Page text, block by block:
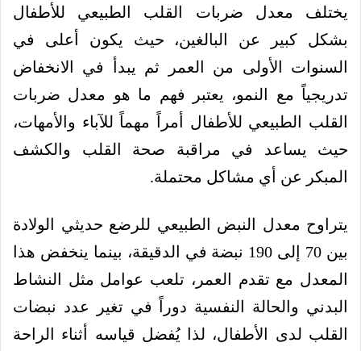
يختلف معدل ضربات القلب الطبيعي للأطفال
بشكل كبير عن البالغين، حيث يكون أعلى في
السنوات الأولى من العمر ثم يبدأ في الانخفاض
تدريجياً مع النمو، يعتبر فهم ما هو معدل ضربات
القلب الطبيعي للأطفال أمراً مهماً للآباء والأمهات،
حيث يساعد في مراقبة صحة القلب والكشف
المبكر عن أي مشاكل محتملة.
يتراوح معدل النبض الطبيعي للرضع حديثي الولادة
بين 70 إلى 190 نبضة في الدقيقة، بينما ينخفض هذا
المعدل مع تقدم العمر، تلعب عوامل مثل النشاط
البدني والحالة النفسية دوراً في تغير عدد نبضات
القلب لدى الأطفال، لذا يُفضل قياسه أثناء الراحة